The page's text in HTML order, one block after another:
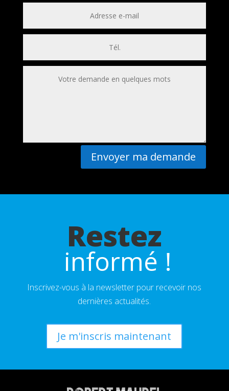
Envoyer ma demande
Restez
informé !
Inscrivez-vous à la newsletter pour recevoir nos
dernières actualités.
Je m'inscris maintenant